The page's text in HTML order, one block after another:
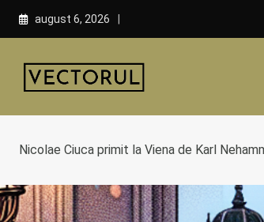
Skip
august 6, 2026
Nicolae Ciuca primit la Viena de Karl